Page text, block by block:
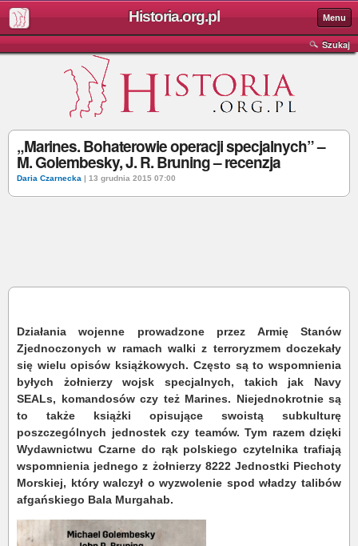
Historia.org.pl Menu
Szukaj
„Marines. Bohaterowie operacji specjalnych” –
M. Golembesky, J. R. Bruning – recenzja
Daria Czarnecka | 13 grudnia 2015 07:00
Działania wojenne prowadzone przez Armię Stanów
Zjednoczonych w ramach walki z terroryzmem doczekały
się wielu opisów książkowych. Często są to wspomnienia
byłych żołnierzy wojsk specjalnych, takich jak Navy
SEALs, komandosów czy też Marines. Niejednokrotnie są
to także książki opisujące swoistą subkulturę
poszczególnych jednostek czy teamów. Tym razem dzięki
Wydawnictwu Czarne do rąk polskiego czytelnika trafiają
wspomnienia jednego z żołnierzy 8222 Jednostki Piechoty
Morskiej, który walczył o wyzwolenie spod władzy talibów
afgańskiego Bala Murgahab.